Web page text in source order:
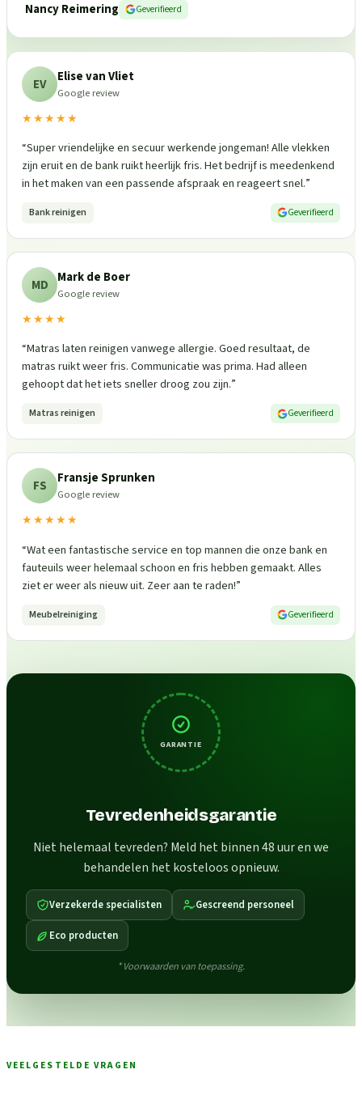
Nancy Reimering
Geverifieerd
EV Elise van Vliet
Google review
★★★★★
“Super vriendelijke en secuur werkende jongeman! Alle vlekken
zijn eruit en de bank ruikt heerlijk fris. Het bedrijf is meedenkend
in het maken van een passende afspraak en reageert snel.”
Bank reinigen Geverifieerd
MD Mark de Boer
Google review
★★★★
“Matras laten reinigen vanwege allergie. Goed resultaat, de
matras ruikt weer fris. Communicatie was prima. Had alleen
gehoopt dat het iets sneller droog zou zijn.”
Matras reinigen Geverifieerd
FS Fransje Sprunken
Google review
★★★★★
“Wat een fantastische service en top mannen die onze bank en
fauteuils weer helemaal schoon en fris hebben gemaakt. Alles
ziet er weer als nieuw uit. Zeer aan te raden!”
Meubelreiniging Geverifieerd
GARANTIE
Tevredenheidsgarantie
Niet helemaal tevreden? Meld het binnen 48 uur en we
behandelen het kosteloos opnieuw.
Verzekerde specialisten Gescreend personeel
Eco producten
* Voorwaarden van toepassing.
VEELGESTELDE VRAGEN